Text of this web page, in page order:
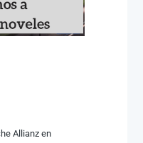
Allianz en